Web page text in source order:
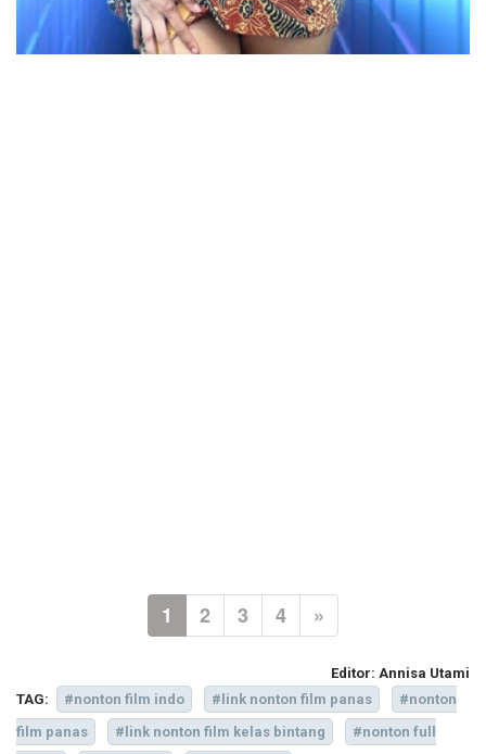
1 2 3 4 »
Editor: Annisa Utami
TAG:
#nonton film indo #link nonton film panas
#nonton
film panas
#link nonton film kelas bintang
#nonton full